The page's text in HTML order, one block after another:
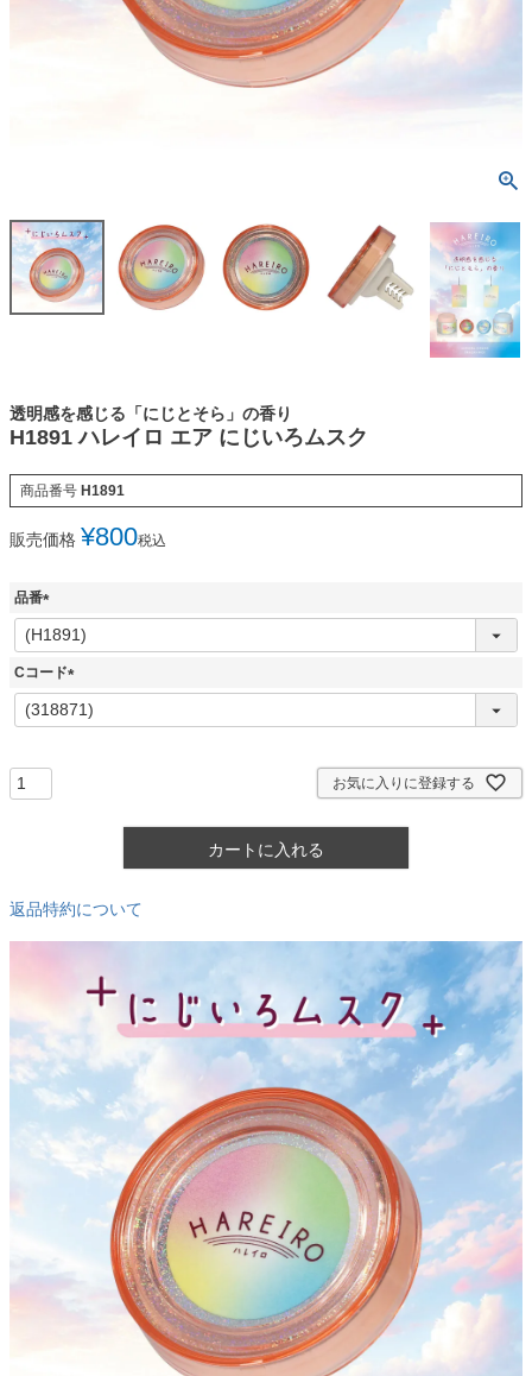
透明感を感じる「にじとそら」の香り
H1891 ハレイロ エア にじいろムスク
商品番号 H1891
販売価格 ¥800税込
品番
(
必
須
Cコード
(
必
お気に入りに登録する
カートに入れる
返品特約について